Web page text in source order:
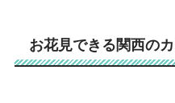
お花見できる関西の